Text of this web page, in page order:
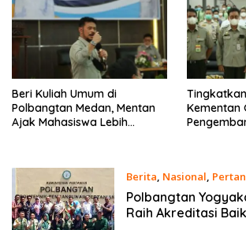
Beri Kuliah Umum di
Polbangtan Medan, Mentan
Ajak Mahasiswa Lebih
Kementan
Berita, Nasional,
Polbangtan
Raih Akreditasi